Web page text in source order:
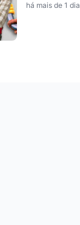
há mais de 1 dia